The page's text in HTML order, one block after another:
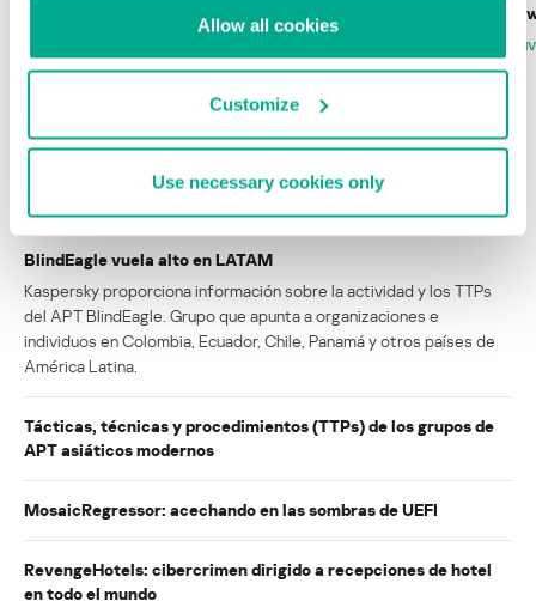
Allow all cookies
Customize
Use necessary cookies only
la Copa Mundial de Fútbol 2026
ISABEL MANJARREZ
Estado del
MARC
DARYA GORODILOVA
INFORMES
BlindEagle vuela alto en LATAM
Kaspersky proporciona información sobre la actividad y los TTPs
del APT BlindEagle. Grupo que apunta a organizaciones e
individuos en Colombia, Ecuador, Chile, Panamá y otros países de
América Latina.
Tácticas, técnicas y procedimientos (TTPs) de los grupos de
APT asiáticos modernos
MosaicRegressor: acechando en las sombras de UEFI
RevengeHotels: cibercrimen dirigido a recepciones de hotel
en todo el mundo